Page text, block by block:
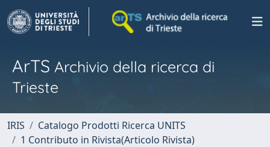
ArTS Archivio della ricerca di
Trieste
IRIS
Catalogo Prodotti Ricerca UNITS
1 Contributo in Rivista(Articolo Rivista)